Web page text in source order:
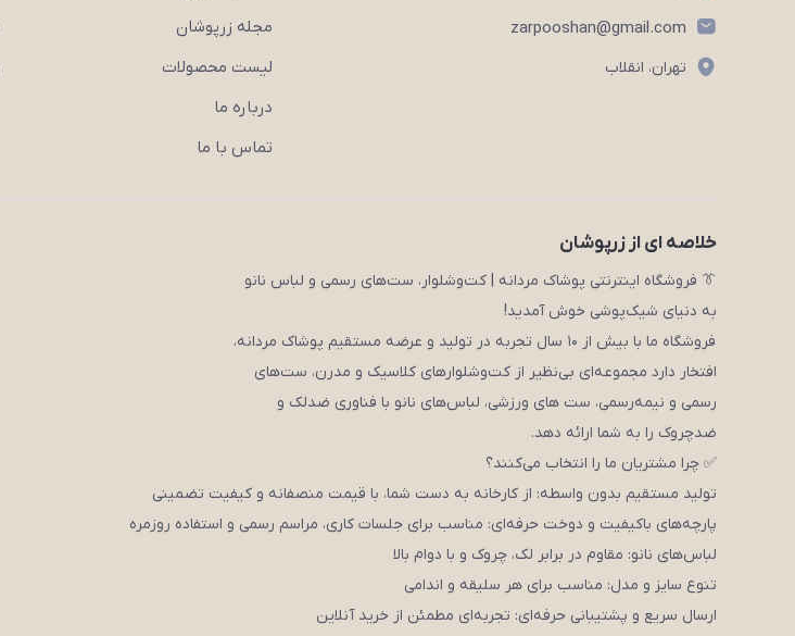
zarpooshan@gmail.com
تهران، انقلاب
مجله زرپوشان
لیست محصولات
درباره ما
تماس با ما
خلاصه ای از زرپوشان
👔 فروشگاه اینترنتی پوشاک مردانه | کت‌وشلوار، ست‌های رسمی و لباس نانو
به دنیای شیک‌پوشی خوش آمدید!
فروشگاه ما با بیش از ۱۰ سال تجربه در تولید و عرضه مستقیم پوشاک مردانه،
افتخار دارد مجموعه‌ای بی‌نظیر از کت‌وشلوارهای کلاسیک و مدرن، ست‌های
رسمی و نیمه‌رسمی، ست های ورزشی، لباس‌های نانو با فناوری ضدلک و
ضدچروک را به شما ارائه دهد.
✅ چرا مشتریان ما را انتخاب می‌کنند؟
تولید مستقیم بدون واسطه: از کارخانه به دست شما، با قیمت منصفانه و کیفیت تضمینی
پارچه‌های باکیفیت و دوخت حرفه‌ای: مناسب برای جلسات کاری، مراسم رسمی و استفاده روزمره
لباس‌های نانو: مقاوم در برابر لک، چروک و با دوام بالا
تنوع سایز و مدل: مناسب برای هر سلیقه و اندامی
ارسال سریع و پشتیبانی حرفه‌ای: تجربه‌ای مطمئن از خرید آنلاین